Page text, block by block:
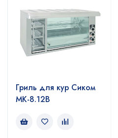
Гриль для кур Сиком
МК-8.12В